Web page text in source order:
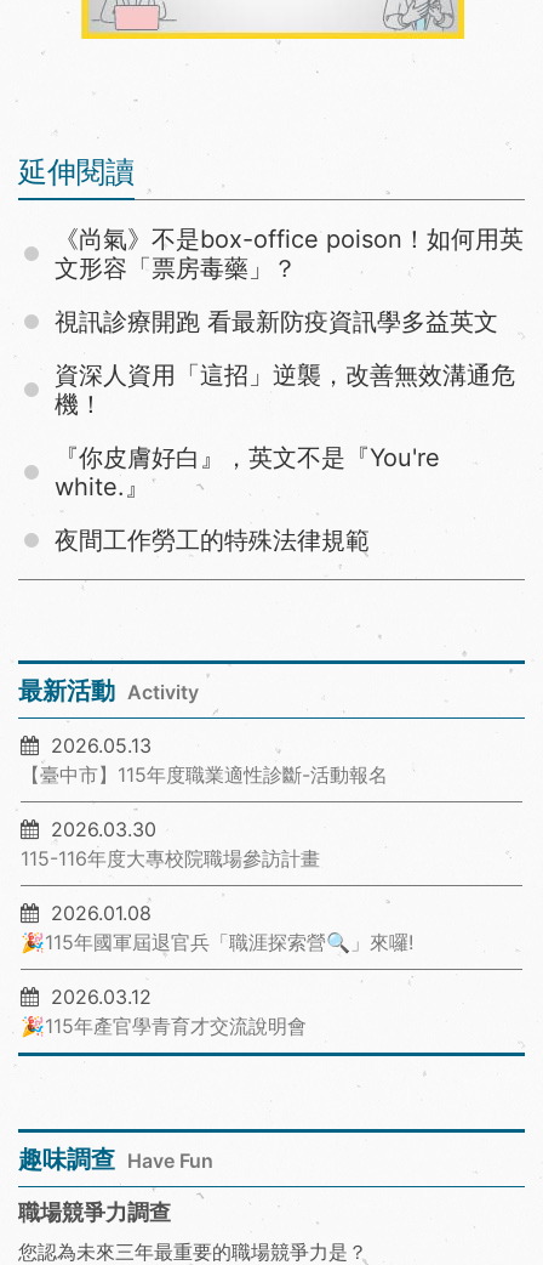
延伸閱讀
《尚氣》不是box-office poison！如何用英
文形容「票房毒藥」？
視訊診療開跑 看最新防疫資訊學多益英文
資深人資用「這招」逆襲，改善無效溝通危
機！
『你皮膚好白』，英文不是『You're
white.』
夜間工作勞工的特殊法律規範
最新活動 Activity
2026.05.13
【臺中市】115年度職業適性診斷-活動報名
2026.03.30
115-116年度大專校院職場參訪計畫
2026.01.08
🎉115年國軍屆退官兵「職涯探索營🔍」來囉!
2026.03.12
🎉115年產官學青育才交流說明會
趣味調查 Have Fun
職場競爭力調查
您認為未來三年最重要的職場競爭力是？